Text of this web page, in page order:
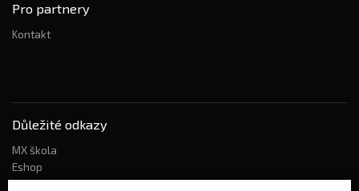
Pro partnery
Kontakt
Důležité odkazy
MX škola
Eshop
Kdo jsme?